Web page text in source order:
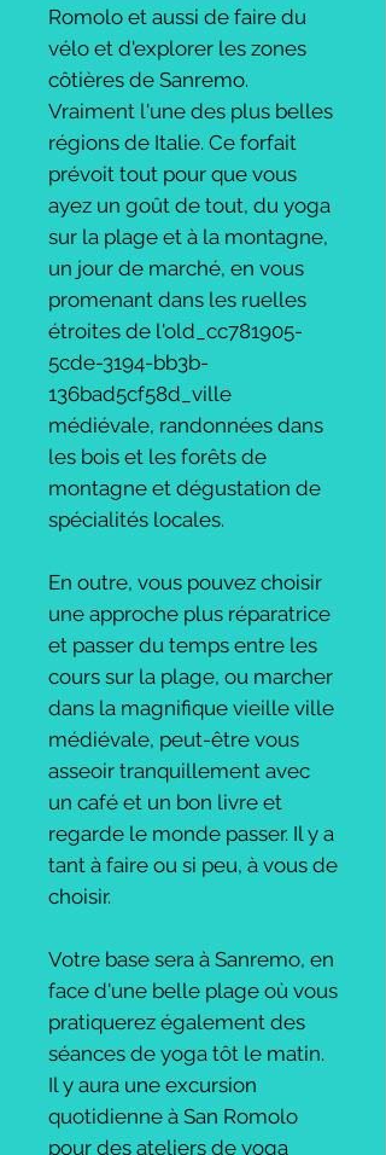
Romolo et aussi de faire du
vélo et d'explorer les zones
côtières de Sanremo.
Vraiment l'une des plus belles
régions de Italie. Ce forfait
prévoit tout pour que vous
ayez un goût de tout, du yoga
sur la plage et à la montagne,
un jour de marché, en vous
promenant dans les ruelles
étroites de l'old_cc781905-
5cde-3194-bb3b-
136bad5cf58d_ville
médiévale, randonnées dans
les bois et les forêts de
montagne et dégustation de
spécialités locales.
En outre, vous pouvez choisir
une approche plus réparatrice
et passer du temps entre les
cours sur la plage, ou marcher
dans la magnifique vieille ville
médiévale, peut-être vous
asseoir tranquillement avec
un café et un bon livre et
regarde le monde passer. Il y a
tant à faire ou si peu, à vous de
choisir.
Votre base sera à Sanremo, en
face d'une belle plage où vous
pratiquerez également des
séances de yoga tôt le matin.
Il y aura une excursion
quotidienne à San Romolo
pour des ateliers de yoga